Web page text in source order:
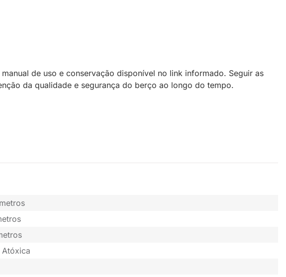
de uso e conservação disponível no link informado. Seguir as
da qualidade e segurança do berço ao longo do tempo.
Atóxica